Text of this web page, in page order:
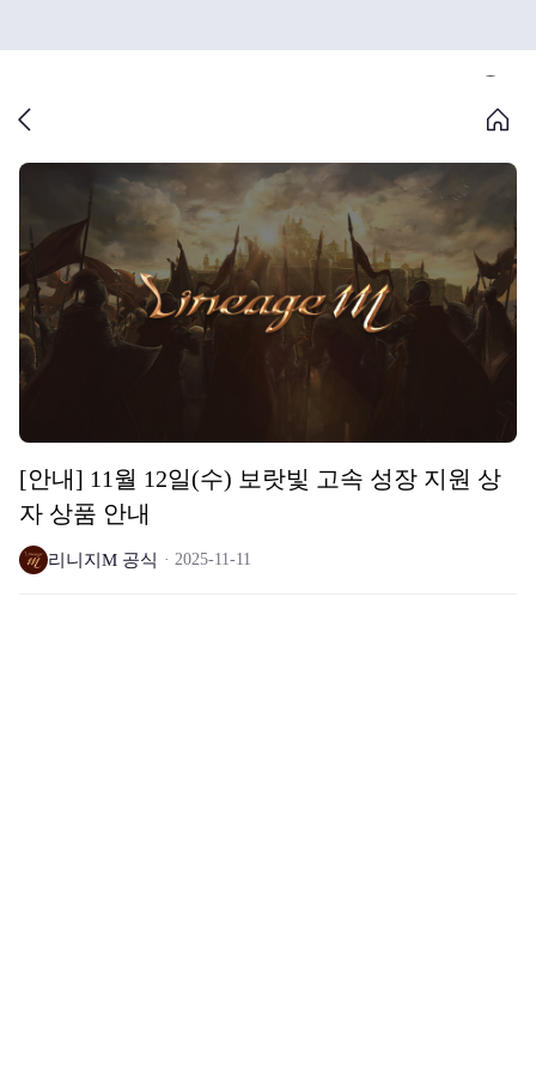
[안내] 11월 12일(수) 보랏빛 고속 성장 지원 상
자 상품 안내
리니지M 공식 2025-11-11